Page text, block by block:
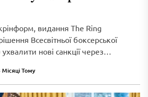
видання The Ring
Всесвітньої боксерської
ухвалити нові санкції через
Місяці Тому